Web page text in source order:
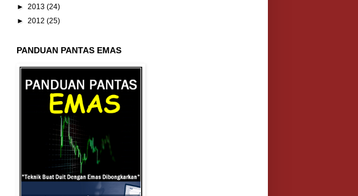
► 2013 (24)
► 2012 (25)
PANDUAN PANTAS EMAS